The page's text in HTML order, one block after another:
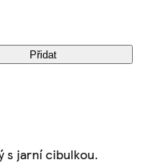
Přidat
s jarní cibulkou.